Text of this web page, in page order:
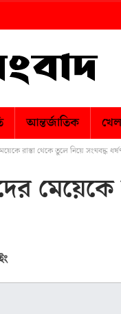
আন্তর্জাতিক
রাস্তা থেকে তুলে নিয়ে সংঘবদ্ধ
মেয়েকে